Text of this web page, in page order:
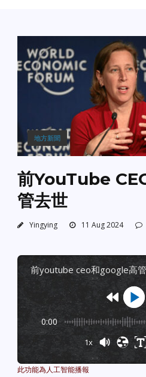
地方新聞
前YouTube
管去世
Yingying 11 Aug 2024
前youtube ceo和google高
0:00
1x